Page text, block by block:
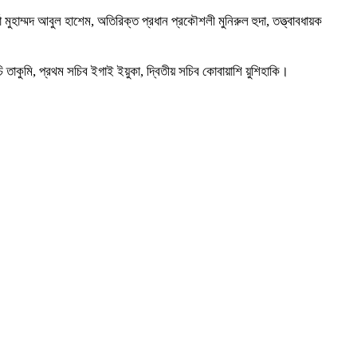
মুহাম্মদ আবুল হাশেম, অতিরিক্ত প্রধান প্রকৌশলী মুনিরুল হুদা, তত্ত্বাবধায়ক
প্রথম সচিব ইগাই ইয়ুকা, দ্বিতীয় সচিব কোবায়াশি য়ুশিহাকি।